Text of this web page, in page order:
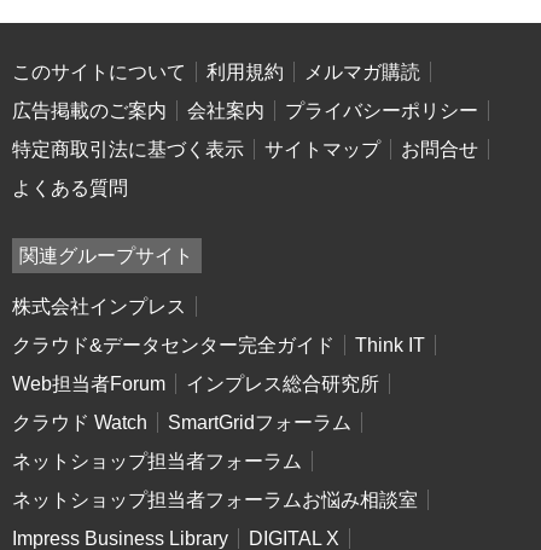
このサイトについて 利用規約
メルマガ購読
広告掲載のご案内
会社案内
プライバシーポリシー
特定商取引法に基づく表示
サイトマップ
お問合せ
よくある質問
関連グループサイト
株式会社インプレス
クラウド&データセンター完全ガイド
Think IT
Web担当者Forum
インプレス総合研究所
クラウド Watch
SmartGridフォーラム
ネットショップ担当者フォーラム
ネットショップ担当者フォーラムお悩み相談室
Impress Business Library
DIGITAL X